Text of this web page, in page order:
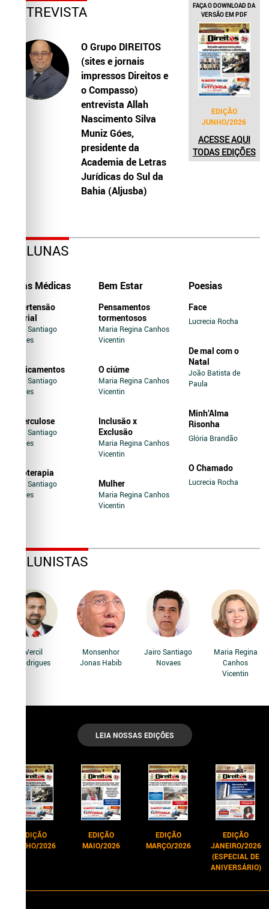
ENTREVISTA
O Grupo DIREITOS
(sites e jornais
impressos Direitos e
o Compasso)
entrevista Allah
Nascimento Silva
Muniz Góes,
presidente da
Academia de Letras
Jurídicas do Sul da
Bahia (Aljusba)
FAÇA O DOWNLOAD DA
VERSÃO EM PDF
EDIÇÃO
JUNHO/2026
ACESSE AQUI
TODAS EDIÇÕES
COLUNAS
Dicas Médicas
Hipertensão
Arterial
Jairo Santiago
Novaes
Medicamentos
Jairo Santiago
Novaes
Tuberculose
Jairo Santiago
Novaes
Soroterapia
Jairo Santiago
Novaes
Bem Estar
Pensamentos
tormentosos
Maria Regina Canhos
Vicentin
O ciúme
Maria Regina Canhos
Vicentin
Inclusão x
Exclusão
Maria Regina Canhos
Vicentin
Mulher
Maria Regina Canhos
Vicentin
Poesias
Face
Lucrecia Rocha
De mal com o
Natal
João Batista de
Paula
Minh’Alma
Risonha
Glória Brandão
O Chamado
Lucrecia Rocha
COLUNISTAS
Vercil
Rodrigues
Monsenhor
Jonas Habib
Jairo Santiago
Novaes
Maria Regina
Canhos
Vicentin
LEIA NOSSAS EDIÇÕES
EDIÇÃO
JUNHO/2026
EDIÇÃO
MAIO/2026
EDIÇÃO
MARÇO/2026
EDIÇÃO
JANEIRO/2026
(ESPECIAL DE
ANIVERSÁRIO)